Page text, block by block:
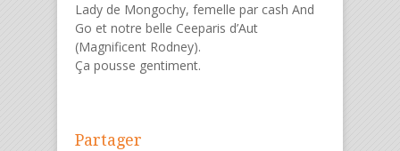
Lady de Mongochy, femelle par cash And
Go et notre belle Ceeparis d’Aut
(Magnificent Rodney).
Ça pousse gentiment.
Partager